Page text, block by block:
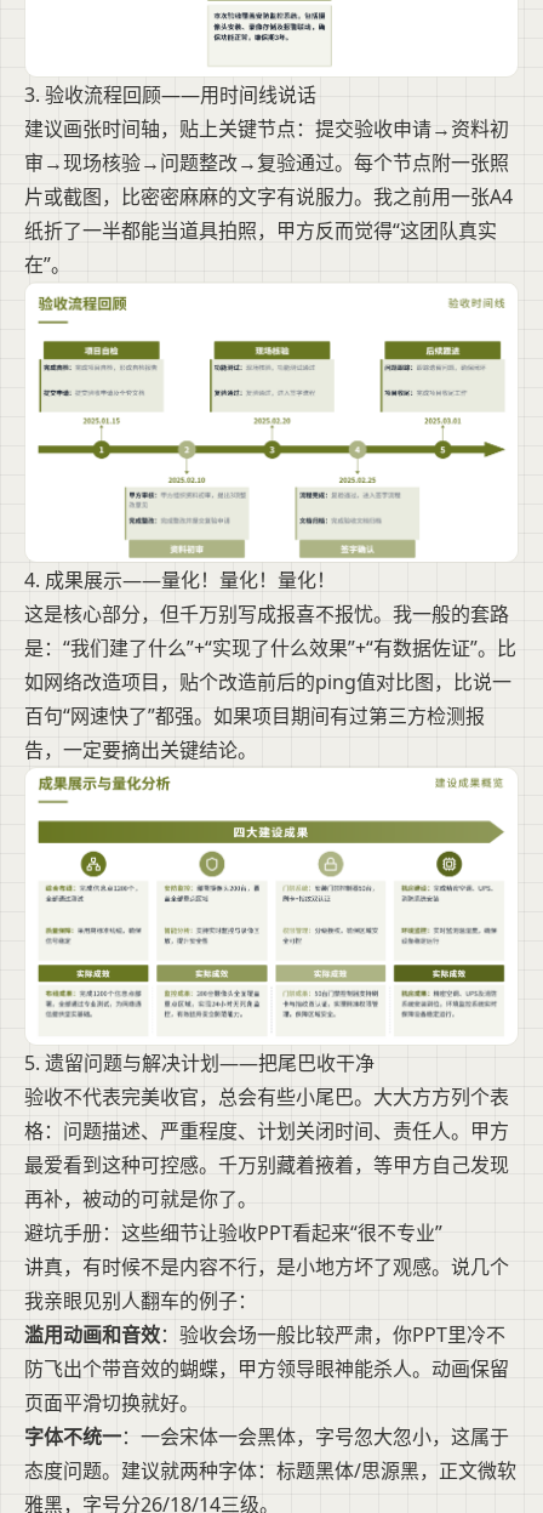
3. 验收流程回顾——用时间线说话
建议画张时间轴，贴上关键节点：提交验收申请→资料初
审→现场核验→问题整改→复验通过。每个节点附一张照
片或截图，比密密麻麻的文字有说服力。我之前用一张A4
纸折了一半都能当道具拍照，甲方反而觉得“这团队真实
在”。
4. 成果展示——量化！量化！量化！
这是核心部分，但千万别写成报喜不报忧。我一般的套路
是：“我们建了什么”+“实现了什么效果”+“有数据佐证”。比
如网络改造项目，贴个改造前后的ping值对比图，比说一
百句“网速快了”都强。如果项目期间有过第三方检测报
告，一定要摘出关键结论。
5. 遗留问题与解决计划——把尾巴收干净
验收不代表完美收官，总会有些小尾巴。大大方方列个表
格：问题描述、严重程度、计划关闭时间、责任人。甲方
最爱看到这种可控感。千万别藏着掖着，等甲方自己发现
再补，被动的可就是你了。
避坑手册：这些细节让验收PPT看起来“很不专业”
讲真，有时候不是内容不行，是小地方坏了观感。说几个
我亲眼见别人翻车的例子：
滥用动画和音效：验收会场一般比较严肃，你PPT里冷不
防飞出个带音效的蝴蝶，甲方领导眼神能杀人。动画保留
页面平滑切换就好。
字体不统一：一会宋体一会黑体，字号忽大忽小，这属于
态度问题。建议就两种字体：标题黑体/思源黑，正文微软
雅黑，字号分26/18/14三级。